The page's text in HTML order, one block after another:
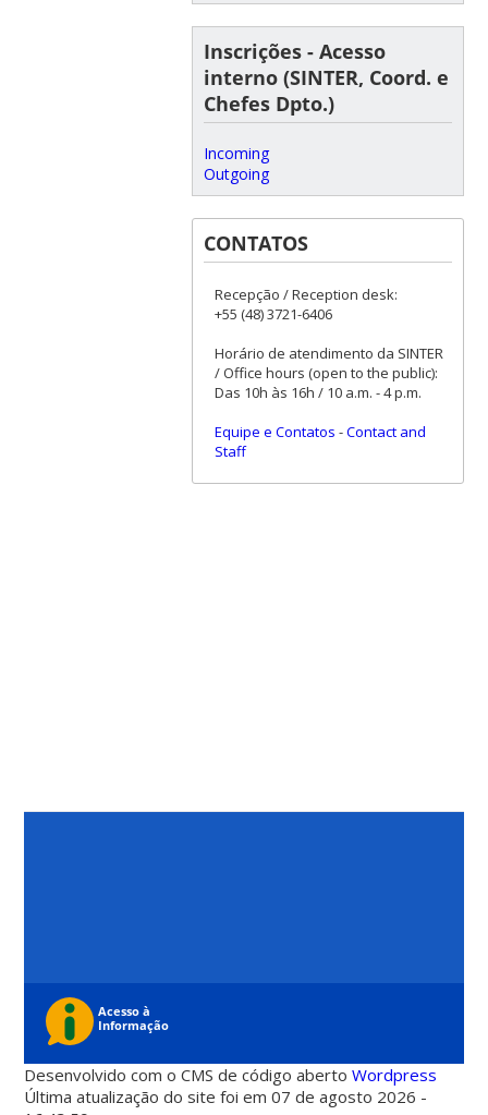
Inscrições - Acesso
interno (SINTER, Coord. e
Chefes Dpto.)
Incoming
Outgoing
CONTATOS
Recepção / Reception desk:
+55 (48) 3721-6406
Horário de atendimento da SINTER
/ Office hours (open to the public):
Das 10h às 16h / 10 a.m. - 4 p.m.
Equipe e Contatos -Contact and
Staff
Desenvolvido com o CMS de código abertoWordpress
Última atualização do site foi em 07 de agosto 2026 -